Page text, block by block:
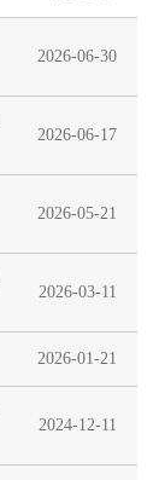
2026-06-30
2026-06-17
2026-05-21
2026-03-11
2026-01-21
2024-12-11